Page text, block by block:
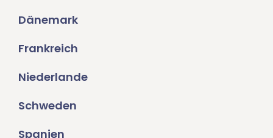
Dänemark
Frankreich
Niederlande
Schweden
Spanien